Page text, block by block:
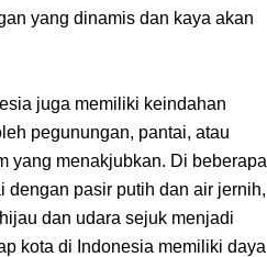
Poster Konser
Yang Sangat Beragam
yang dinamis dan kaya akan
juga memiliki keindahan
pegunungan, pantai, atau
yang menakjubkan. Di beberapa
dengan pasir putih dan air jernih,
dan udara sejuk menjadi
kota di Indonesia memiliki daya